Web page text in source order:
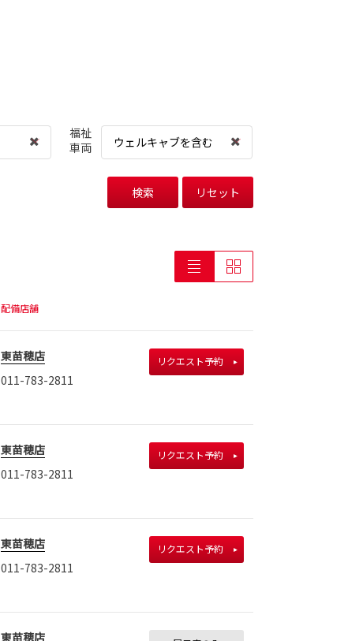
福祉
車両
ウェルキャブを含む
検索 リセット
配備店舗
東苗穂店
011-783-2811
リクエスト予約
東苗穂店
011-783-2811
リクエスト予約
東苗穂店
011-783-2811
リクエスト予約
東苗穂店